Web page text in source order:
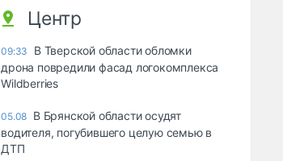
Центр
09:33
В Тверской области обломки
дрона повредили фасад логокомплекса
Wildberries
05.08 В Брянской области осудят
водителя, погубившего целую семью в
ДТП